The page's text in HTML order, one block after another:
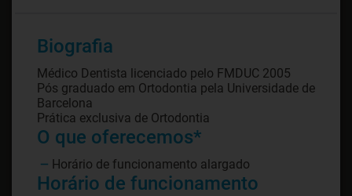
Biografia
Médico Dentista licenciado pelo FMDUC 2005
Pós graduado em Ortodontia pela Universidade de
Barcelona
Prática exclusiva de Ortodontia
O que oferecemos*
Horário de funcionamento alargado
Horário de funcionamento